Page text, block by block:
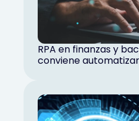
RPA en finanzas y
conviene